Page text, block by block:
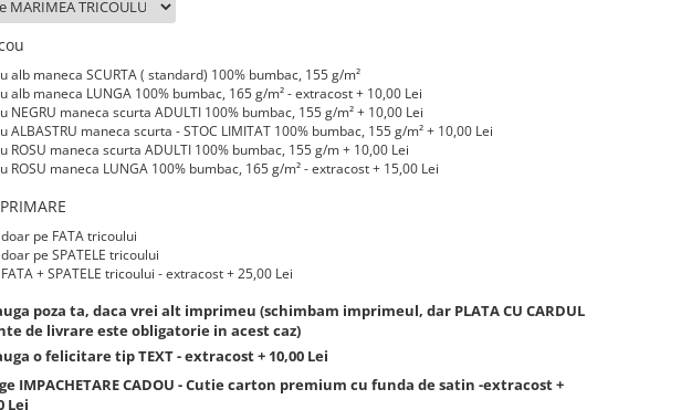
alb maneca SCURTA ( standard) 100% bumbac, 155 g/m²
alb maneca LUNGA 100% bumbac, 165 g/m² - extracost + 10,00 Lei
NEGRU maneca scurta ADULTI 100% bumbac, 155 g/m² + 10,00 Lei
ALBASTRU maneca scurta - STOC LIMITAT 100% bumbac, 155 g/m² + 10,00 Lei
ROSU maneca scurta ADULTI 100% bumbac, 155 g/m + 10,00 Lei
ROSU maneca LUNGA 100% bumbac, 165 g/m² - extracost + 15,00 Lei
pe FATA tricoului
pe SPATELE tricoului
+ SPATELE tricoului - extracost + 25,00 Lei
poza ta, daca vrei alt imprimeu (schimbam imprimeul, dar PLATA CU CARDUL
de livrare este obligatorie in acest caz)
o felicitare tip TEXT - extracost + 10,00 Lei
IMPACHETARE CADOU - Cutie carton premium cu funda de satin -extracost +
Lei